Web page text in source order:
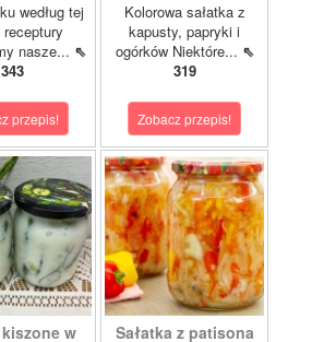
według tej
nasze... ⇖
343
przepis!
Kolorowa sałatka z
kapusty, papryki i
ogórków Niektóre... ⇖
319
Zobacz przepis!
w Sałatka z patisona